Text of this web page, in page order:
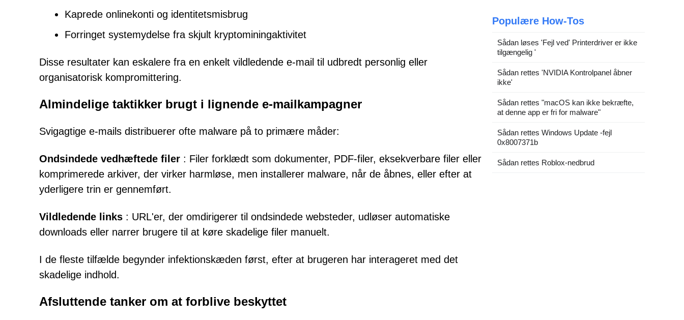
Kaprede onlinekonti og identitetsmisbrug
Forringet systemydelse fra skjult kryptominingaktivitet
Disse resultater kan eskalere fra en enkelt vildledende e-mail til udbredt personlig eller
organisatorisk kompromittering.
Almindelige taktikker brugt i lignende e-mailkampagner
Svigagtige e-mails distribuerer ofte malware på to primære måder:
Ondsindede vedhæftede filer : Filer forklædt som dokumenter, PDF-filer, eksekverbare filer eller
komprimerede arkiver, der virker harmløse, men installerer malware, når de åbnes, eller efter at
yderligere trin er gennemført.
Vildledende links : URL'er, der omdirigerer til ondsindede websteder, udløser automatiske
downloads eller narrer brugere til at køre skadelige filer manuelt.
I de fleste tilfælde begynder infektionskæden først, efter at brugeren har interageret med det
skadelige indhold.
Afsluttende tanker om at forblive beskyttet
Populære How-Tos
Sådan løses 'Fejl ved' Printerdriver er ikke
tilgængelig '
Sådan rettes 'NVIDIA Kontrolpanel åbner
ikke'
Sådan rettes "macOS kan ikke bekræfte,
at denne app er fri for malware"
Sådan rettes Windows Update -fejl
0x8007371b
Sådan rettes Roblox-nedbrud